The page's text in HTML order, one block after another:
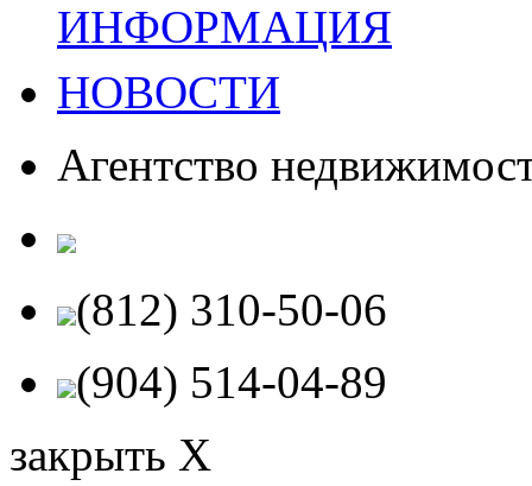
ИНФОРМАЦИЯ
НОВОСТИ
Агентство
(812) 310-50-06
(904) 514-04-89
закрыть X